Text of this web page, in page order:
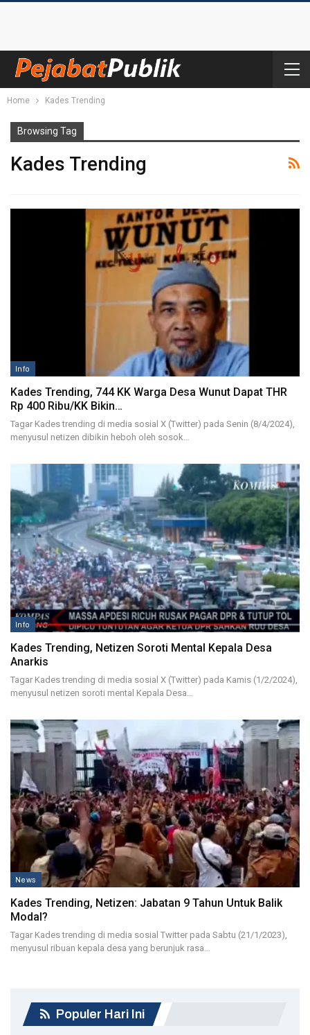
Home Kades Trending
Browsing Tag
Kades Trending
Info
Kades Trending, 744 KK Warga Desa Wunut Dapat THR
Rp 400 Ribu/KK Bikin…
Tagar Kades trending di media sosial X (Twitter) pada Senin (8/4/2024),
menyusul netizen dibikin heboh oleh sosok…
Info
Kades Trending, Netizen Soroti Mental Kepala Desa
Anarkis
Tagar Kades trending di media sosial X (Twitter) pada Kamis (1/2/2024),
menyusul netizen soroti mental Kepala Desa…
News
Kades Trending, Netizen: Jabatan 9 Tahun Untuk Balik
Modal?
Tagar Kades trending di media sosial Twitter pada Sabtu (21/1/2023),
menyusul ribuan kepala desa yang berunjuk rasa…
Populer Hari Ini